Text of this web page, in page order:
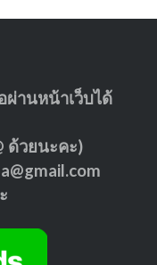
ผ่านหน้าเว็บได้
ด้วยนะคะ)